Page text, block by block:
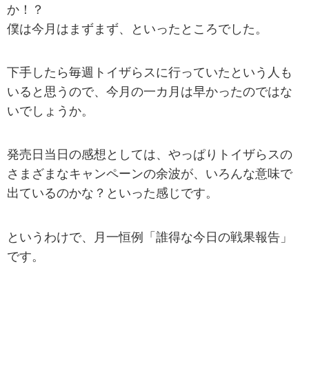
か！？
僕は今月はまずまず、といったところでした。
下手したら毎週トイザらスに行っていたという人も
いると思うので、今月の一カ月は早かったのではな
いでしょうか。
発売日当日の感想としては、やっぱりトイザらスの
さまざまなキャンペーンの余波が、いろんな意味で
出ているのかな？といった感じです。
というわけで、月一恒例「誰得な今日の戦果報告」
です。